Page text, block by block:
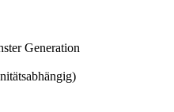
Gene­ration